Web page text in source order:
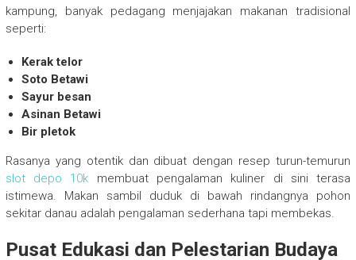
kampung, banyak pedagang menjajakan makanan tradisional
seperti:
Kerak telor
Soto Betawi
Sayur besan
Asinan Betawi
Bir pletok
Rasanya yang otentik dan dibuat dengan resep turun-temurun
slot depo 10k membuat pengalaman kuliner di sini terasa
istimewa. Makan sambil duduk di bawah rindangnya pohon
sekitar danau adalah pengalaman sederhana tapi membekas.
Pusat Edukasi dan Pelestarian Budaya